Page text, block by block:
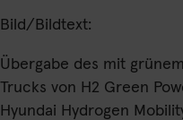
Bild/Bildtext:
Übergabe des mit
Trucks von H2 Green
Hyundai Hydrogen